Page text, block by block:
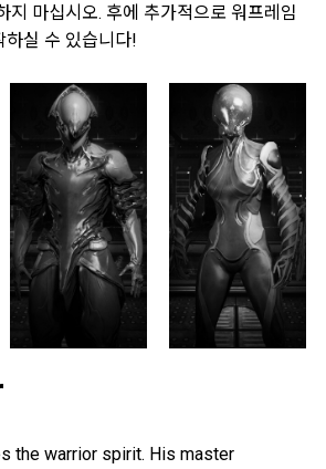
지 마십시오. 후에 추가적으로 워프레임
하실 수 있습니다!
the warrior spirit. His master